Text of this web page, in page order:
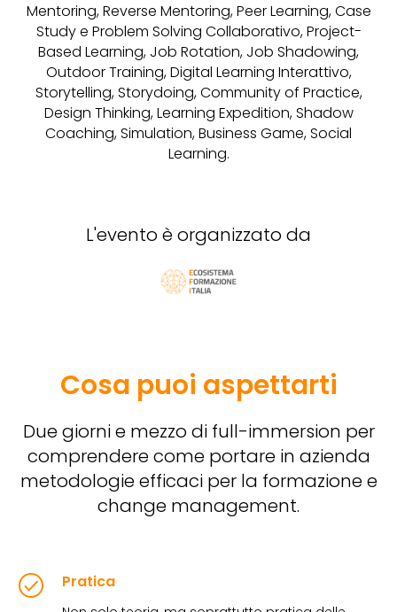
Mentoring, Reverse Mentoring, Peer Learning, Case
Study e Problem Solving Collaborativo, Project-
Based Learning, Job Rotation, Job Shadowing,
Outdoor Training, Digital Learning Interattivo,
Storytelling, Storydoing, Community of Practice,
Design Thinking, Learning Expedition, Shadow
Coaching, Simulation, Business Game, Social
Learning.
L'evento è organizzato da
Cosa puoi aspettarti
Due giorni e mezzo di full-immersion per
comprendere come portare in azienda
metodologie efficaci per la formazione e
change management.
Pratica